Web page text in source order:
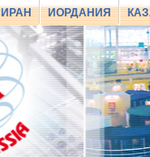
ИРАН ИОРДАНИЯ